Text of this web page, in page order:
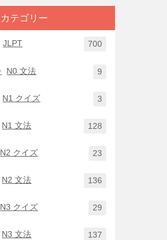
カテゴリー
JLPT 700
N0 文法 9
N1 クイズ 3
N1 文法 128
N2 クイズ 23
N2 文法 136
N3 クイズ 29
N3 文法 137